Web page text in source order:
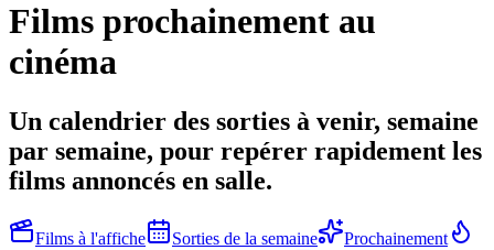
Films prochainement au
cinéma
Un calendrier des sorties à venir, semaine
par semaine, pour repérer rapidement les
films annoncés en salle.
Films à l'affiche Sorties de la semaine
Prochainement